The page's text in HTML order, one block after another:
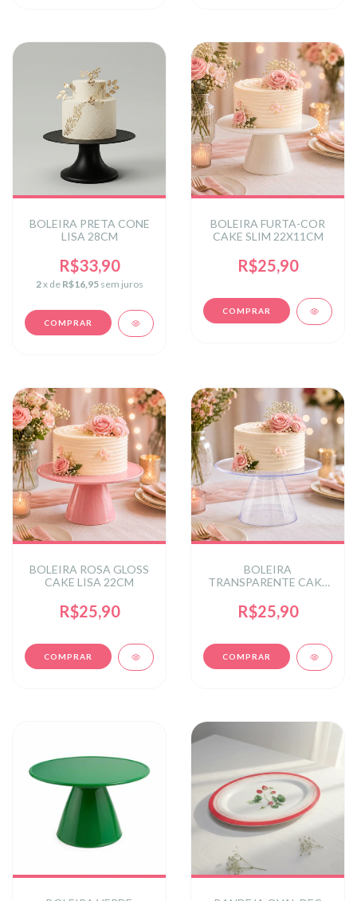
BOLEIRA PRETA CONE
LISA 28CM
R$33,90
2x de R$16,95 sem juros
BOLEIRA FURTA-COR
CAKE SLIM 22X11CM
R$25,90
BOLEIRA ROSA GLOSS
CAKE LISA 22CM
R$25,90
BOLEIRA
TRANSPARENTE CAKE
R$25,90